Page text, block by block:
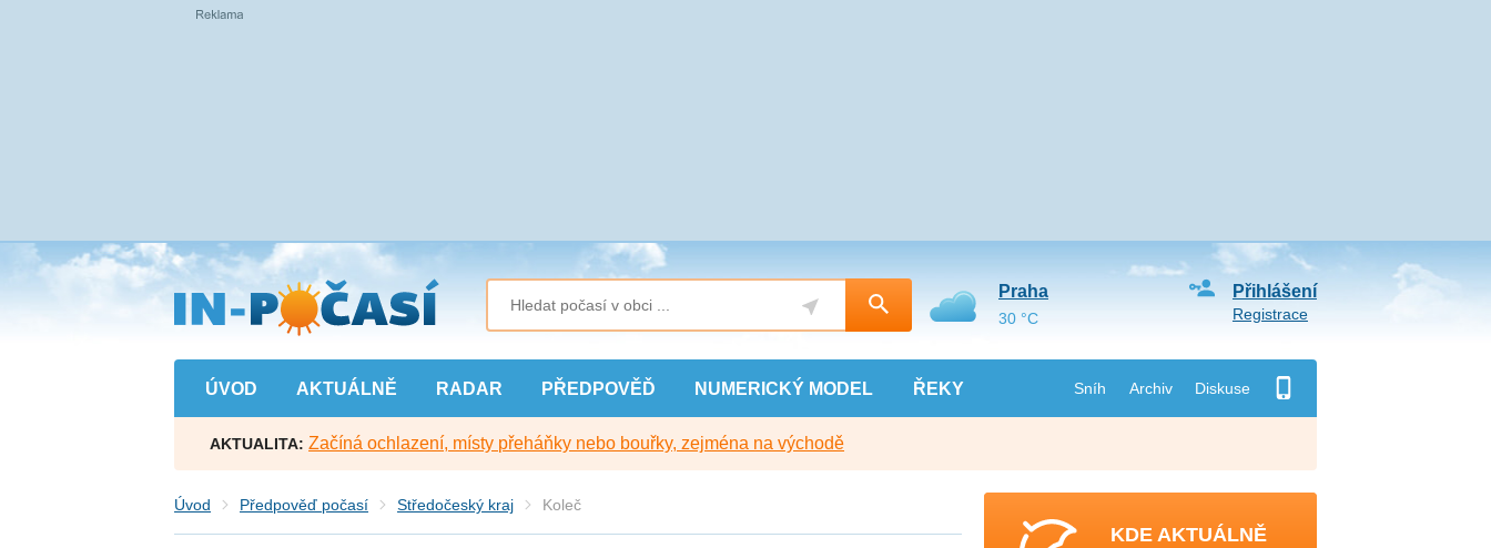
Přejít
na
hlavní
obsah
ÚVOD AKTUÁLNĚ RADAR PŘEDPOVĚĎ NUMERICKÝ MODEL ŘEKY Sníh Archiv Diskuse
Přihlášení
Registrace
Praha
30 °C
AKTUALITA: Začíná ochlazení, místy přeháňky nebo bouřky, zejména na východě
Úvod Předpověď počasí Středočeský kraj Koleč
KDE AKTUÁLNĚ